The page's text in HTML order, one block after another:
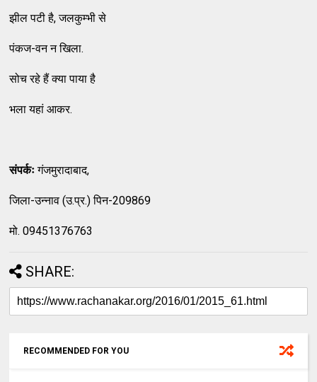
झील पटी है, जलकुम्भी से
पंकज-वन न खिला.
सोच रहे हैं क्या पाया है
भला यहां आकर.
संपर्कःगंजमुरादाबाद,
जिला-उन्नाव (उ.प्र.) पिन-209869
मो. 09451376763
SHARE:
RECOMMENDED FOR YOU